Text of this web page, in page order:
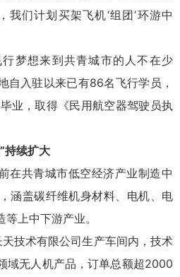
我们计划买架飞机‘组团’环游中
梦想来到共青城市的人不在少
自入驻以来已有86名飞行学员，
业，取得《民用航空器驾驶员执
持续扩大
在共青城市低空经济产业制造中
涵盖碳纤维机身材料、电机、电
上中下游产业。
技术有限公司生产车间内，技术
域无人机产品，订单总额超2000